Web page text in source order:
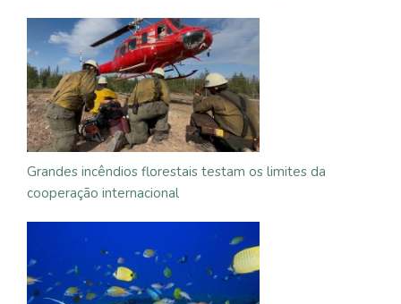
Grandes incêndios florestais testam os limites da
cooperação internacional